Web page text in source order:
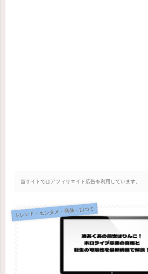
当サイトではアフィリエイト広告を利用しています。
トレンド・エンタメ・商品・口コミ